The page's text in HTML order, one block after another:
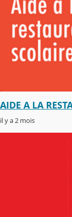
AIDE A LA
il y a 2 mois